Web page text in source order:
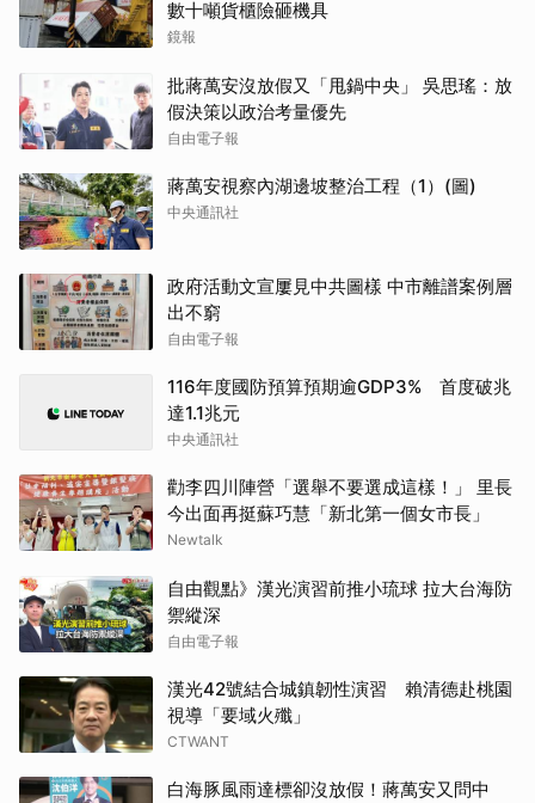
數十噸貨櫃險砸機具
鏡報
批蔣萬安沒放假又「甩鍋中央」 吳思瑤：放
假決策以政治考量優先
自由電子報
蔣萬安視察內湖邊坡整治工程（1）(圖)
中央通訊社
政府活動文宣屢見中共圖樣 中市離譜案例層
出不窮
自由電子報
116年度國防預算預期逾GDP3% 首度破兆
達1.1兆元
中央通訊社
勸李四川陣營「選舉不要選成這樣！」 里長
今出面再挺蘇巧慧「新北第一個女市長」
Newtalk
自由觀點》漢光演習前推小琉球 拉大台海防
禦縱深
自由電子報
漢光42號結合城鎮韌性演習 賴清德赴桃園
視導「要域火殲」
CTWANT
白海豚風雨達標卻沒放假！蔣萬安又問中